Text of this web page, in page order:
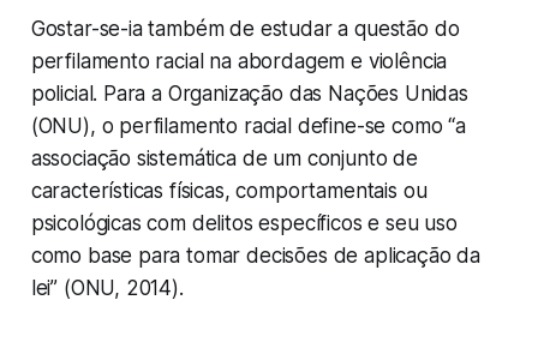
Gostar-se-ia também de estudar a questão do
perfilamento racial na abordagem e violência
policial. Para a Organização das Nações Unidas
(ONU), o perfilamento racial define-se como “a
associação sistemática de um conjunto de
características físicas, comportamentais ou
psicológicas com delitos específicos e seu uso
como base para tomar decisões de aplicação da
lei” (ONU, 2014).